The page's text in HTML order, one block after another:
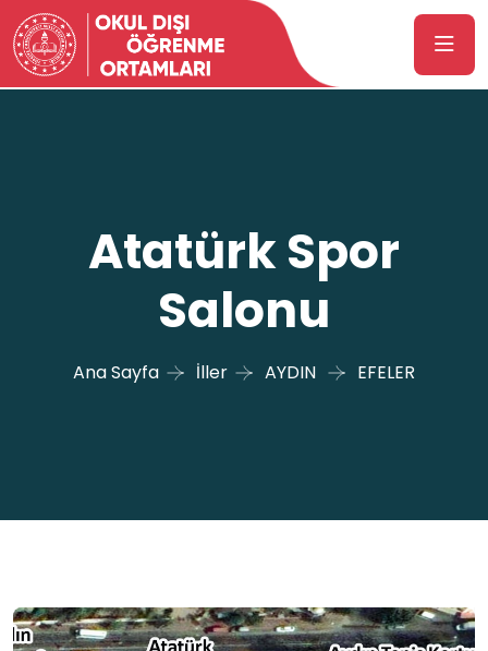
Atatürk Spor
Salonu
Ana Sayfa İller AYDIN EFELER